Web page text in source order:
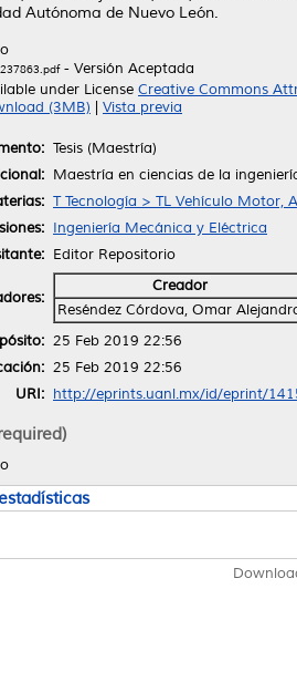
Autónoma de Nuevo León.
- Versión Aceptada
under License Creative Commons
(3MB)
Vista previa
Tesis (Maestría)
Maestría en ciencias de la
T Tecnología > TL Vehículo Motor,
Ingeniería Mecánica y Eléctrica
Editor Repositorio
Creador
Reséndez Córdova, Omar
25 Feb 2019 22:56
25 Feb 2019 22:56
URI: http://eprints.uanl.mx/id/eprint/